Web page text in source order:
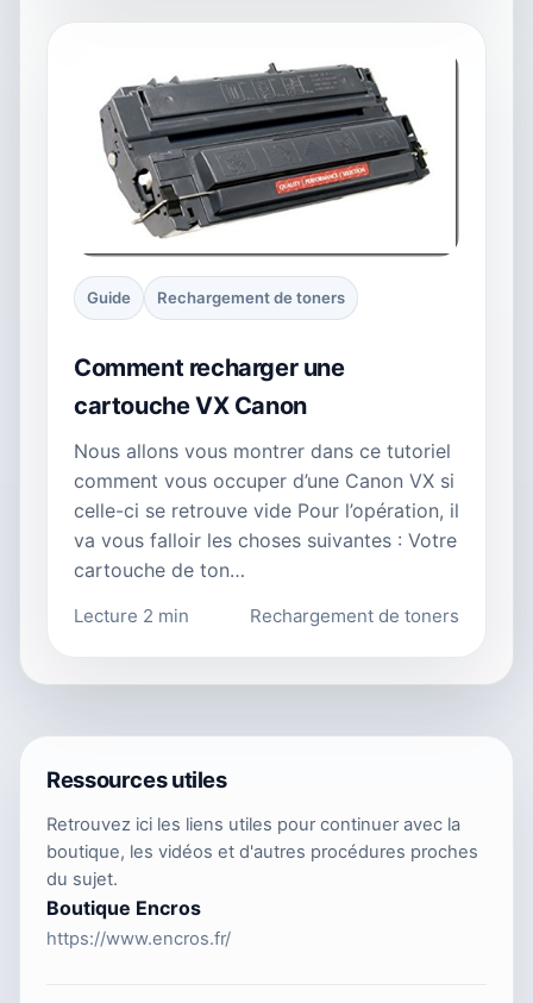
Guide Rechargement de toners
Comment recharger une
cartouche VX Canon
Nous allons vous montrer dans ce tutoriel
comment vous occuper d’une Canon VX si
celle-ci se retrouve vide Pour l’opération, il
va vous falloir les choses suivantes : Votre
cartouche de ton…
Lecture 2 min Rechargement de toners
Ressources utiles
Retrouvez ici les liens utiles pour continuer avec la
boutique, les vidéos et d'autres procédures proches
du sujet.
Boutique Encros
https://www.encros.fr/